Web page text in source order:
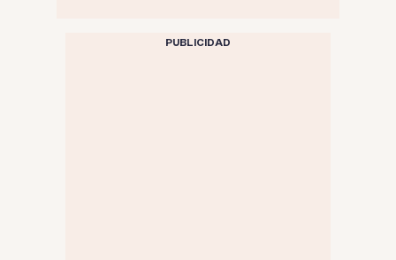
PUBLICIDAD